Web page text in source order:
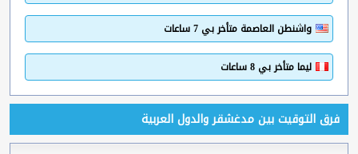
واشنطن العاصمة متأخر بي 7 ساعات
ليما متأخر بي 8 ساعات
فرق التوقيت بين مدغشقر والدول العربية